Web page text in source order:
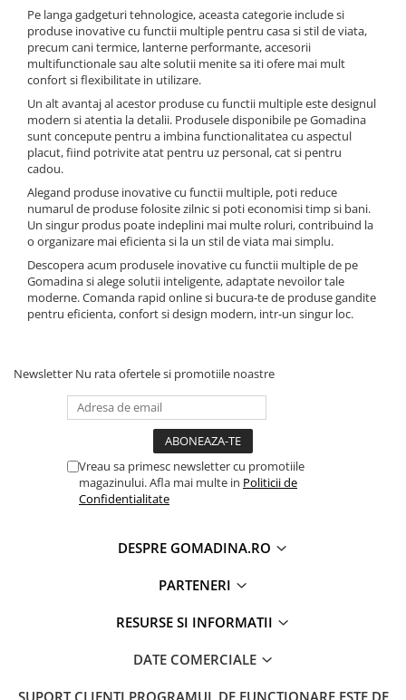
Pe langa gadgeturi tehnologice, aceasta categorie include si
produse inovative cu functii multiple pentru casa si stil de viata,
precum cani termice, lanterne performante, accesorii
multifunctionale sau alte solutii menite sa iti ofere mai mult
confort si flexibilitate in utilizare.
Un alt avantaj al acestor produse cu functii multiple este designul
modern si atentia la detalii. Produsele disponibile pe Gomadina
sunt concepute pentru a imbina functionalitatea cu aspectul
placut, fiind potrivite atat pentru uz personal, cat si pentru
cadou.
Alegand produse inovative cu functii multiple, poti reduce
numarul de produse folosite zilnic si poti economisi timp si bani.
Un singur produs poate indeplini mai multe roluri, contribuind la
o organizare mai eficienta si la un stil de viata mai simplu.
Descopera acum produsele inovative cu functii multiple de pe
Gomadina si alege solutii inteligente, adaptate nevoilor tale
moderne. Comanda rapid online si bucura-te de produse gandite
pentru eficienta, confort si design modern, intr-un singur loc.
Newsletter Nu rata ofertele si promotiile noastre
Vreau sa primesc newsletter cu promotiile
magazinului. Afla mai multe in Politicii de
Confidentialitate
DESPRE GOMADINA.RO
PARTENERI
RESURSE SI INFORMATII
DATE COMERCIALE
SUPORT CLIENTI PROGRAMUL DE FUNCTIONARE ESTE DE